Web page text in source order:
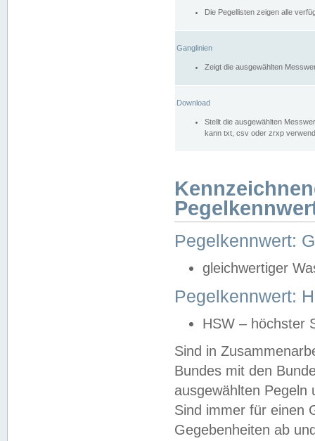
Die Pegellisten zeigen alle
Ganglinien
Zeigt die ausgewählten
Download
Stellt die ausgewählten
kann txt, csv oder zrxp
Pegelkennwert:
gleichwertiger
Pegelkennwert:
HSW – höchster
Sind in
Bundes mit den
ausgewählten
Sind immer für einen
Gegebenheiten ab